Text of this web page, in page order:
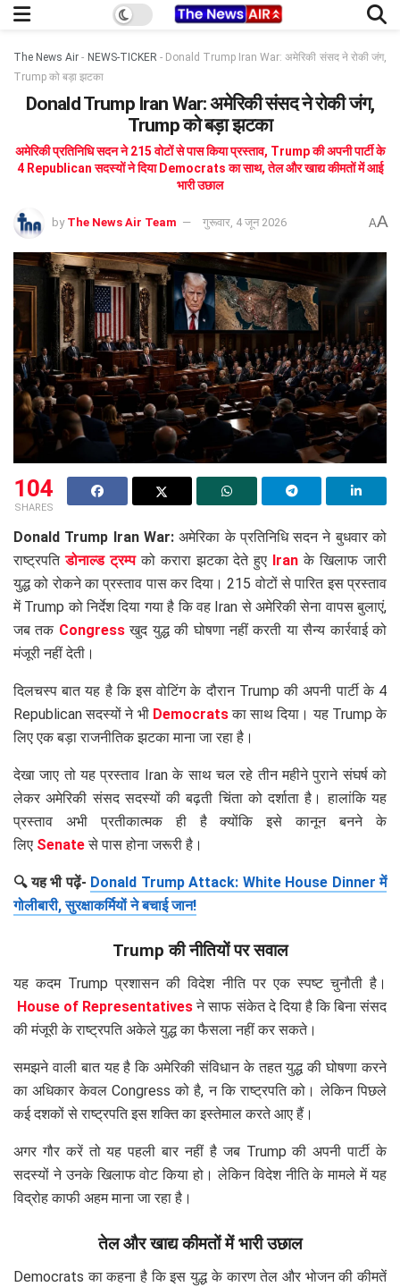
The News Air - NEWS-TICKER - Donald Trump Iran War: अमेरिकी संसद ने रोकी जंग,
Trump को बड़ा झटका
Donald Trump Iran War: अमेरिकी संसद ने रोकी जंग,
Trump को बड़ा झटका
अमेरिकी प्रतिनिधि सदन ने 215 वोटों से पास किया प्रस्ताव, Trump की अपनी पार्टी के
4 Republican सदस्यों ने दिया Democrats का साथ, तेल और खाद्य कीमतों में आई
भारी उछाल
by The News Air Team गुरूवार, 4 जून 2026 AA
104
SHARES
Donald Trump Iran War:अमेरिका के प्रतिनिधि सदन ने बुधवार को
राष्ट्रपतिडोनाल्ड ट्रम्पको करारा झटका देते हुए Iran के खिलाफ जारी
युद्ध को रोकने का प्रस्ताव पास कर दिया। 215 वोटों से पारित इस प्रस्ताव
में Trump को निर्देश दिया गया है कि वह Iran से अमेरिकी सेना वापस बुलाएं,
जब तक Congressखुद युद्ध की घोषणा नहीं करती या सैन्य कार्रवाई को
मंजूरी नहीं देती।
दिलचस्प बात यह है कि इस वोटिंग के दौरान Trump की अपनी पार्टी के 4
Republican सदस्यों ने भी Democratsका साथ दिया। यह Trump के
लिए एक बड़ा राजनीतिक झटका माना जा रहा है।
देखा जाए तो यह प्रस्ताव Iran के साथ चल रहे तीन महीने पुराने संघर्ष को
लेकर अमेरिकी संसद सदस्यों की बढ़ती चिंता को दर्शाता है। हालांकि यह
प्रस्ताव अभी प्रतीकात्मक ही है क्योंकि इसे कानून बनने के
लिए Senateसे पास होना जरूरी है।
🔍 यह भी पढ़ें- Donald Trump Attack: White House Dinner में
गोलीबारी, सुरक्षाकर्मियों ने बचाई जान!
Trump की नीतियों पर सवाल
यह कदम Trump प्रशासन की विदेश नीति पर एक स्पष्ट चुनौती है।
House of Representativesने साफ संकेत दे दिया है कि बिना संसद
की मंजूरी के राष्ट्रपति अकेले युद्ध का फैसला नहीं कर सकते।
समझने वाली बात यह है कि अमेरिकी संविधान के तहत युद्ध की घोषणा करने
का अधिकार केवल Congress को है, न कि राष्ट्रपति को। लेकिन पिछले
कई दशकों से राष्ट्रपति इस शक्ति का इस्तेमाल करते आए हैं।
अगर गौर करें तो यह पहली बार नहीं है जब Trump की अपनी पार्टी के
सदस्यों ने उनके खिलाफ वोट किया हो। लेकिन विदेश नीति के मामले में यह
विद्रोह काफी अहम माना जा रहा है।
तेल और खाद्य कीमतों में भारी उछाल
Democrats का कहना है कि इस युद्ध के कारण तेल और भोजन की कीमतें